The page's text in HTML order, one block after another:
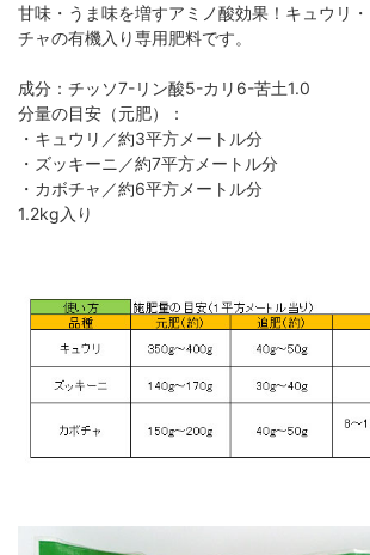
甘味・うま味を増すアミノ酸効果！キュウリ
チャの有機入り専用肥料です。
成分：チッソ7-リン酸5-カリ6-苦土1.0
分量の目安（元肥）：
・キュウリ／約3平方メートル分
・ズッキーニ／約7平方メートル分
・カボチャ／約6平方メートル分
1.2kg入り